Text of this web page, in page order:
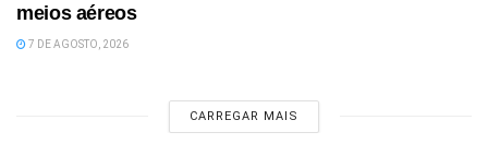
meios aéreos
7 DE AGOSTO, 2026
CARREGAR MAIS